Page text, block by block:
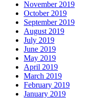
November 2019
October 2019
September 2019
August 2019
July 2019
June 2019
May 2019
April 2019
March 2019
February 2019
January 2019